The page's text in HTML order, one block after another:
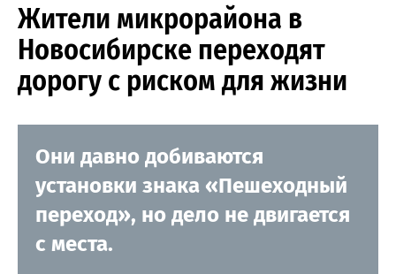
Жители микрорайона в
Новосибирске переходят
дорогу с риском для жизни
Они давно добиваются
установки знака «Пешеходный
переход», но дело не двигается
с места.